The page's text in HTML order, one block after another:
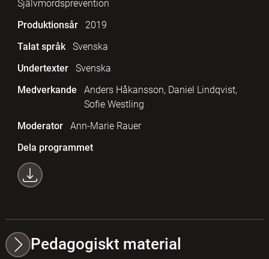
Självmordsprevention
Produktionsår
2019
Talat språk
Svenska
Undertexter
Svenska
Medverkande
Anders Håkansson, Daniel Lindqvist,
Sofie Westling
Moderator
Ann-Marie Rauer
Dela programmet
Pedagogiskt material